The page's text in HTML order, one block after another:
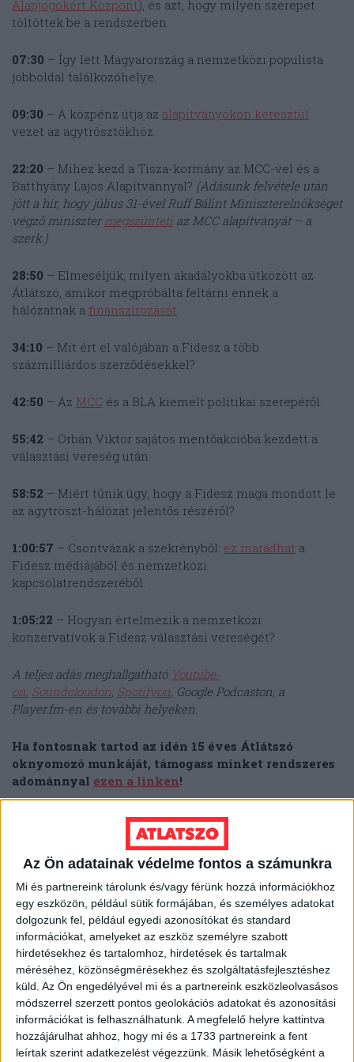
Az Ön adatainak védelme fontos a számunkra
Mi és partnereink tárolunk és/vagy férünk hozzá információkhoz
egy eszközön, például sütik formájában, és személyes adatokat
dolgozunk fel, például egyedi azonosítókat és standard
információkat, amelyeket az eszköz személyre szabott
hirdetésekhez és tartalomhoz, hirdetések és tartalmak
méréséhez, közönségmérésekhez és szolgáltatásfejlesztéshez
küld. Az Ön engedélyével mi és a partnereink eszközleolvasásos
módszerrel szerzett pontos geolokációs adatokat és azonosítási
információkat is felhasználhatunk. A megfelelő helyre kattintva
hozzájárulhat ahhoz, hogy mi és a 1733 partnereink a fent
leírtak szerint adatkezelést végezzünk. Másik lehetőségként a
Alapjogokért Központ), és azt, hogy milyen szerepet
töltöttek be a rendszerben.
07:30 – Így lett Magyarország a nemzetközi populista
jobboldal találkozóhelye.
09:30 – A közpénz útja az alapítványokon keresztül
vezet az agytrösztökhöz.
22:20 – Mihez kezd a Tisza-kormány az MCC-vel és a
Batthyány Lajos Alapítvánnyal? (Adásunk felvétele után
jött a hír, hogy július 31-ével Ruff Bálint Miniszterelnökséget
végző miniszter megszünteti az MCC alapítványát – a
szerk.)
28:50 – Elmeséljük, milyen akadályokba ütközött az
Átlátszó, amikor megpróbálta feltárni ennek a
hálózatnak a finanszírozását
34:10 – Mit ért el valójában a Fidesz a több
százmilliárdos szerződésekkel?
42:50 – Az MCC és a BLA kiemelt politikai szerepéről.
55:42 – Orbán Viktor sajátos mentőakcióba kezdett a
választási vereség után.
58:52 – Miért tűnik úgy, hogy a Fidesz maga mondott le
az agytröszt-hálózat jelentős részéről?
1:00:57 – Csontvázak a szekrényből: ez maradhat a
Fidesz médiájából és nemzetközi
kapcsolatrendszeréből.
1:05:22 – Hogyan értelmezik a nemzetközi
konzervatívok a Fidesz választási vereségét?
A teljes adás meghallgatható Youtube-
on Soundcloudon Spotifyon , Google Podcaston, a
Player.fm-en és további helyeken.
Ha fontosnak tartod az idén 15 éves Átlátszó
oknyomozó munkáját, támogass minket rendszeres
adománnyal ezen a linken!
Kérdezett: Solti Hanna – Videó: Bodoky Bence
ALAPJOGOKÉRT KÖZPONT
ÁTLÁTSZÓ PODCAST
BATTHYÁNY LAJOS ALAPÍTVÁNY
DANUBE INSTITUTE FIDESZ MCC